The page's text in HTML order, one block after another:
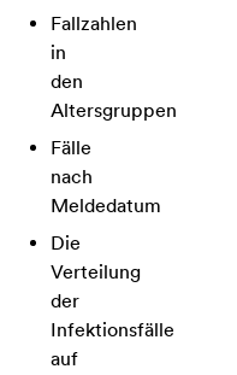
Fallzahlen
in
den
Altersgruppen
Fälle
nach
Meldedatum
Die
Verteilung
der
Infektionsfälle
auf